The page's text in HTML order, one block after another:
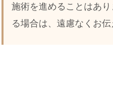
施術を進めることはあ
る場合は、遠慮なくお伝